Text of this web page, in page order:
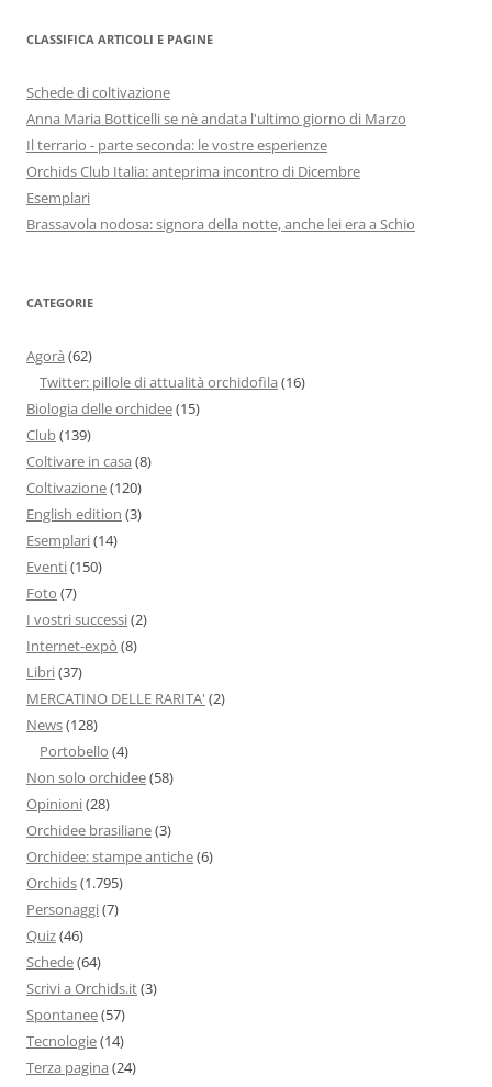
CLASSIFICA ARTICOLI E PAGINE
Schede di coltivazione
Anna Maria Botticelli se nè andata l'ultimo giorno di Marzo
Il terrario - parte seconda: le vostre esperienze
Orchids Club Italia: anteprima incontro di Dicembre
Esemplari
Brassavola nodosa: signora della notte, anche lei era a Schio
CATEGORIE
Agorà (62)
Twitter: pillole di attualità orchidofila (16)
Biologia delle orchidee(15)
Club(139)
Coltivare in casa (8)
Coltivazione(120)
English edition (3)
Esemplari(14)
Eventi(150)
Foto (7)
I vostri successi(2)
Internet-expò (8)
Libri(37)
MERCATINO DELLE RARITA' (2)
News(128)
Portobello (4)
Non solo orchidee(58)
Opinioni(28)
Orchidee brasiliane(3)
Orchidee: stampe antiche(6)
Orchids(1.795)
Personaggi(7)
Quiz(46)
Schede(64)
Scrivi a Orchids.it(3)
Spontanee(57)
Tecnologie(14)
Terza pagina (24)